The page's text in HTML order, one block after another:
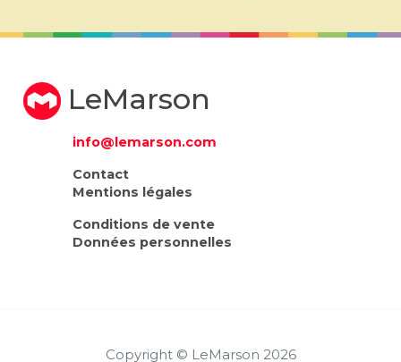
LeMarson
info@lemarson.com
Contact
Mentions légales
Conditions de vente
Données personnelles
Copyright © LeMarson 2026